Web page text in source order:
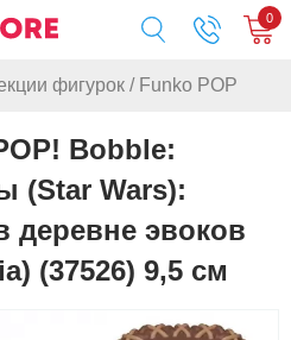
0
фигурок / Funko POP
Bobble:
(Star Wars):
деревне эвоков
(37526) 9,5 см